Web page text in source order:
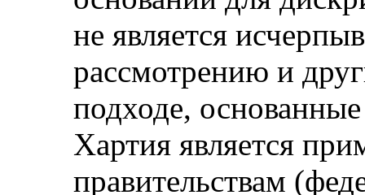
не является
рассмотрению и
подходе,
Хартия является
правительствам